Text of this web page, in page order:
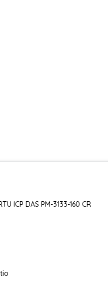
ICP DAS PM-3133-160 CR